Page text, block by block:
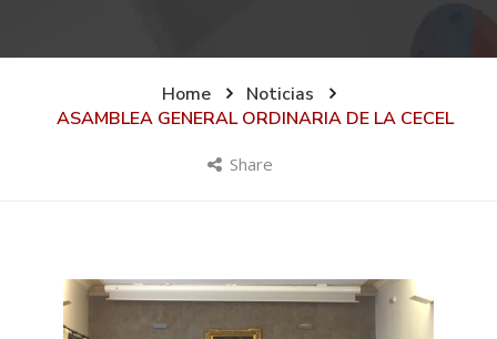
Home
Noticias
ASAMBLEA GENERAL ORDINARIA DE LA CECEL
Share